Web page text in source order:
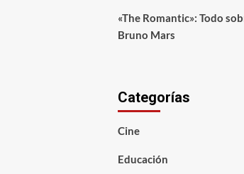
«The Romantic»: Todo
Bruno Mars
Categorías
Cine
Educación